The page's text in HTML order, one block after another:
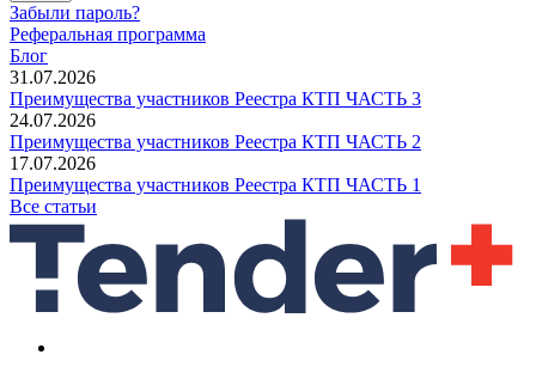
Забыли пароль?
Реферальная программа
Блог
31.07.2026
Преимущества участников Реестра КТП ЧАСТЬ 3
24.07.2026
Преимущества участников Реестра КТП ЧАСТЬ 2
17.07.2026
Преимущества участников Реестра КТП ЧАСТЬ 1
Все статьи